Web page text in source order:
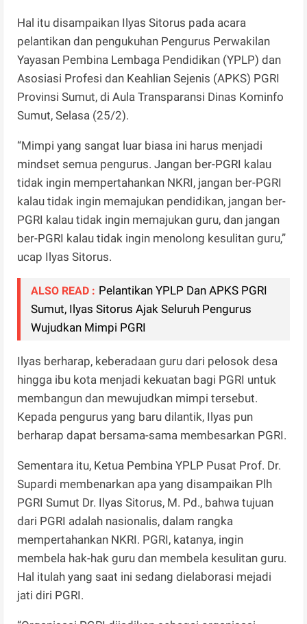
Hal itu disampaikan Ilyas Sitorus pada acara
pelantikan dan pengukuhan Pengurus Perwakilan
Yayasan Pembina Lembaga Pendidikan (YPLP) dan
Asosiasi Profesi dan Keahlian Sejenis (APKS) PGRI
Provinsi Sumut, di Aula Transparansi Dinas Kominfo
Sumut, Selasa (25/2).
“Mimpi yang sangat luar biasa ini harus menjadi
mindset semua pengurus. Jangan ber-PGRI kalau
tidak ingin mempertahankan NKRI, jangan ber-PGRI
kalau tidak ingin memajukan pendidikan, jangan ber-
PGRI kalau tidak ingin memajukan guru, dan jangan
ber-PGRI kalau tidak ingin menolong kesulitan guru,”
ucap Ilyas Sitorus.
ALSO READ : Pelantikan YPLP Dan APKS PGRI
Sumut, Ilyas Sitorus Ajak Seluruh Pengurus
Wujudkan Mimpi PGRI
Ilyas berharap, keberadaan guru dari pelosok desa
hingga ibu kota menjadi kekuatan bagi PGRI untuk
membangun dan mewujudkan mimpi tersebut.
Kepada pengurus yang baru dilantik, Ilyas pun
berharap dapat bersama-sama membesarkan PGRI.
Sementara itu, Ketua Pembina YPLP Pusat Prof. Dr.
Supardi membenarkan apa yang disampaikan Plh
PGRI Sumut Dr. Ilyas Sitorus, M. Pd., bahwa tujuan
dari PGRI adalah nasionalis, dalam rangka
mempertahankan NKRI. PGRI, katanya, ingin
membela hak-hak guru dan membela kesulitan guru.
Hal itulah yang saat ini sedang dielaborasi mejadi
jati diri PGRI.